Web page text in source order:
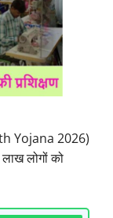
Yojana 2026)
लोगों को